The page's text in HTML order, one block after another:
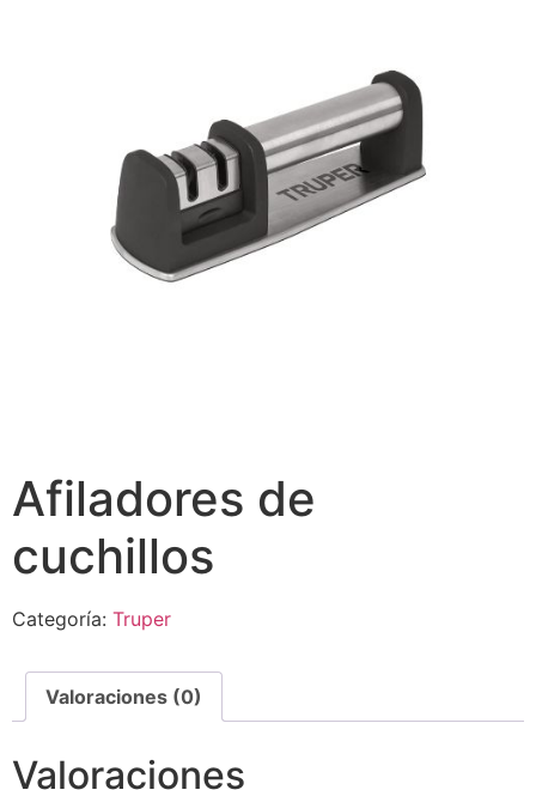
Afiladores de
cuchillos
Categoría: Truper
Valoraciones (0)
Valoraciones